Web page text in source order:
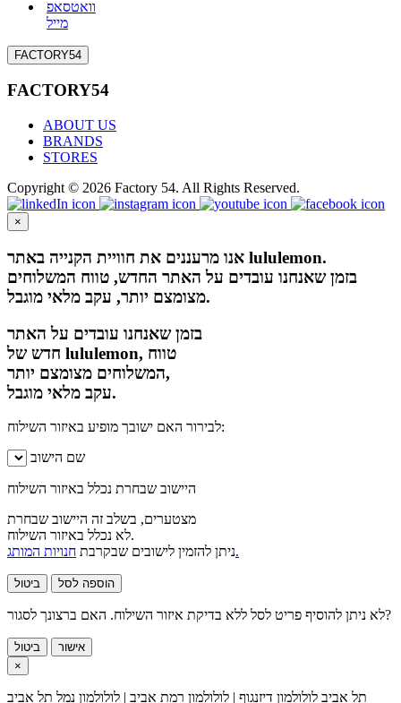
וואטסאפ
מייל
FACTORY54
FACTORY54
ABOUT US
BRANDS
STORES
Copyright © 2026 Factory 54. All Rights Reserved.
×
אנו מרעננים את חוויית הקנייה באתר lululemon.
בזמן שאנחנו עובדים על האתר החדש, טווח המשלוחים
מצומצם יותר, עקב מלאי מוגבל.
בזמן שאנחנו עובדים על האתר
חדש של lululemon, טווח
המשלוחים מצומצם יותר,
עקב מלאי מוגבל.
לבירור האם ישובך מופיע באיזור השילוח:
שם הישוב
היישוב שבחרת נכלל באיזור השילוח
מצטערים, בשלב זה היישוב שבחרת
לא נכלל באיזור השילוח.
ניתן להזמין לישובים שבקרבתחנויות המותג.
ביטול הוספה לסל
לא ניתן להוסיף פריט לסל ללא בדיקת איזור השילוח. האם ברצונך לסגור?
ביטול
אישור
×
תל אביב לולולמון דיזנגוף | לולולמון רמת אביב | לולולמון נמל תל אביב